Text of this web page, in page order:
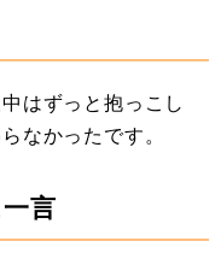
はずっと抱っこし
なかったです。
言